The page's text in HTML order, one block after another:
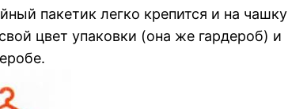
пакетик легко крепится и на чашку
цвет упаковки (она же гардероб) и